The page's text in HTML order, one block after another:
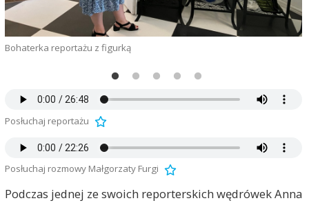
Bohaterka reportażu z figurką
Posłuchaj reportażu
Posłuchaj rozmowy Małgorzaty Furgi
Podczas jednej ze swoich reporterskich wędrówek Anna